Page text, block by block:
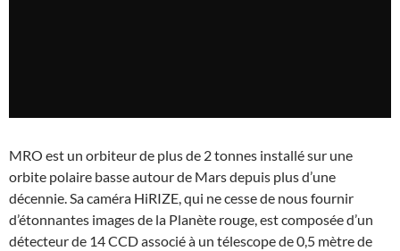
MRO est un orbiteur de plus de 2 tonnes installé sur une
orbite polaire basse autour de Mars depuis plus d’une
décennie. Sa caméra HiRIZE, qui ne cesse de nous fournir
d’étonnantes images de la Planète rouge, est composée d’un
détecteur de 14 CCD associé à un télescope de 0,5 mètre de